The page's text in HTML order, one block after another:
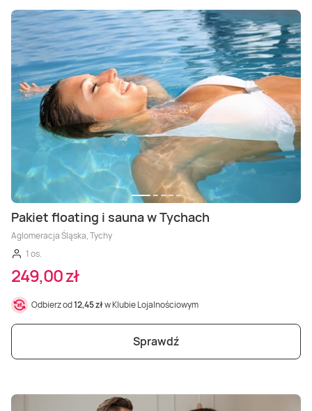
Pakiet floating i sauna w Tychach
Aglomeracja Śląska, Tychy
1 os.
249,00 zł
Odbierz od12,45 złw Klubie Lojalnościowym
Sprawdź